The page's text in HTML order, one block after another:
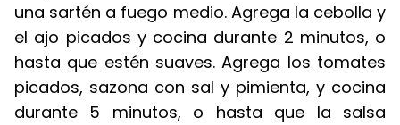
una sartén a fuego medio. Agrega la cebolla y
el ajo picados y cocina durante 2 minutos, o
hasta que estén suaves. Agrega los tomates
picados, sazona con sal y pimienta, y cocina
durante 5 minutos, o hasta que la salsa